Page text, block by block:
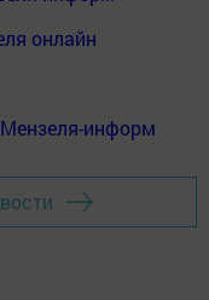
онлайн
информ